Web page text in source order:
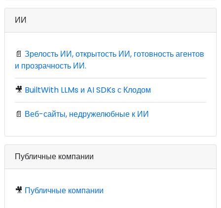
ИИ
📄 Зрелость ИИ, открытость ИИ, готовность агентов
и прозрачность ИИ.
🎥 BuiltWith LLMs и AI SDKs с Клодом
📄 Веб-сайты, недружелюбные к ИИ
Публичные компании
🎥 Публичные компании